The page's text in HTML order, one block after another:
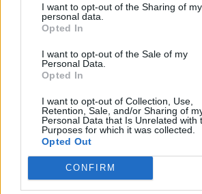
I want to opt-out of the Sharing of my
personal data.
Opted In
I want to opt-out of the Sale of my
Personal Data.
Opted In
I want to opt-out of Collection, Use,
Retention, Sale, and/or Sharing of
Personal Data that Is Unrelated with
Purposes for which it was collected.
Opted Out
CONFIRM
Paroles + Traduction
Commentaires
Pour prolonger le plaisir
Vous aimez chanter, apprenez la
Télécharger légalement les MP3 sur